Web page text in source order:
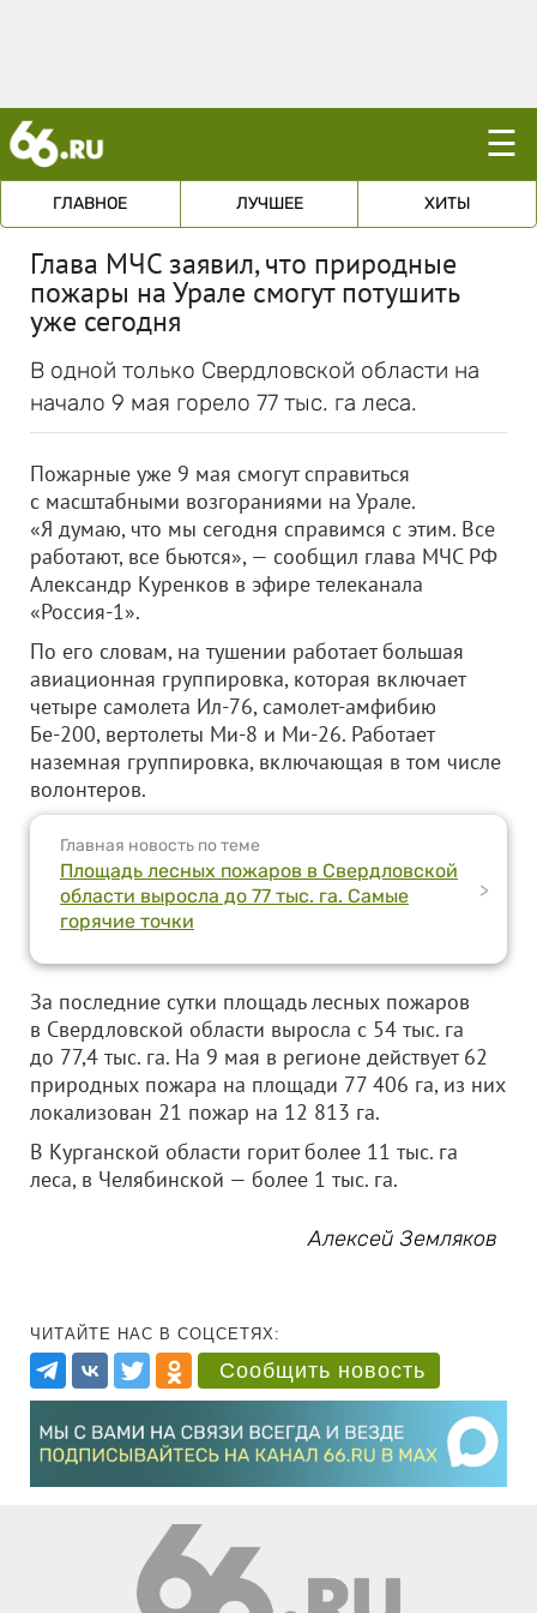
☰
ГЛАВНОЕ ЛУЧШЕЕ ХИТЫ
Глава МЧС заявил, что природные
пожары на Урале смогут потушить
уже сегодня
В одной только Свердловской области на
начало 9 мая горело 77 тыс. га леса.
Пожарные уже 9 мая смогут справиться
с масштабными возгораниями на Урале.
«Я думаю, что мы сегодня справимся с этим. Все
работают, все бьются», — сообщил глава МЧС РФ
Александр Куренков в эфире телеканала
«Россия-1».
По его словам, на тушении работает большая
авиационная группировка, которая включает
четыре самолета Ил-76, самолет-амфибию
Бе-200, вертолеты Ми-8 и Ми-26. Работает
наземная группировка, включающая в том числе
волонтеров.
Главная новость по теме
Площадь лесных пожаров в Свердловской
области выросла до 77 тыс. га. Самые
горячие точки
>
За последние сутки площадь лесных пожаров
в Свердловской области выросла с 54 тыс. га
до 77,4 тыс. га. На 9 мая в регионе действует 62
природных пожара на площади 77 406 га, из них
локализован 21 пожар на 12 813 га.
В Курганской области горит более 11 тыс. га
леса, в Челябинской — более 1 тыс. га.
Алексей Земляков
ЧИТАЙТЕ НАС В СОЦСЕТЯХ:
Сообщить новость